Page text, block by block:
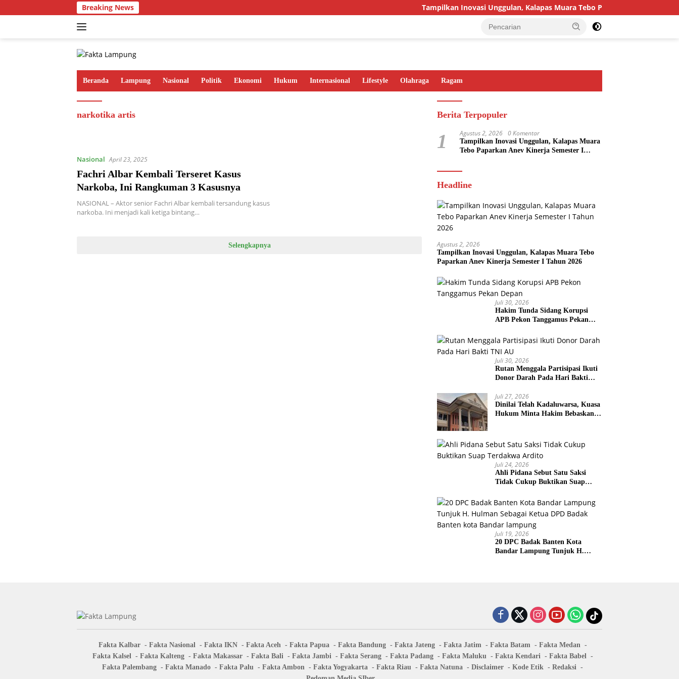
ke
Breaking News Tampilkan Inovasi Unggulan, Kalapas Muara Tebo Paparkan Anev Kinerja
Beranda Lampung Nasional Politik Ekonomi Hukum Internasional Lifestyle Olahraga Ragam
narkotika artis
Nasional April 23, 2025
Fachri Albar Kembali Terseret Kasus
Narkoba, Ini Rangkuman 3 Kasusnya
NASIONAL – Aktor senior Fachri Albar kembali tersandung kasus
narkoba. Ini menjadi kali ketiga bintang…
Selengkapnya
Berita Terpopuler
1 Agustus 2, 2026 0 Komentar
Tampilkan Inovasi Unggulan, Kalapas Muara
Tebo Paparkan Anev Kinerja Semester I
Headline
Agustus 2, 2026
Tampilkan Inovasi Unggulan, Kalapas Muara Tebo
Paparkan Anev Kinerja Semester I Tahun 2026
Juli 30, 2026
Hakim Tunda Sidang Korupsi
APB Pekon Tanggamus Pekan
Juli 30, 2026
Rutan Menggala Partisipasi Ikuti
Donor Darah Pada Hari Bakti
Juli 27, 2026
Dinilai Telah Kadaluwarsa, Kuasa
Hukum Minta Hakim Bebaskan
Juli 24, 2026
Ahli Pidana Sebut Satu Saksi
Tidak Cukup Buktikan Suap
Juli 19, 2026
20 DPC Badak Banten Kota
Bandar Lampung Tunjuk H.
Fakta Kalbar Fakta Nasional Fakta IKN Fakta Aceh Fakta Papua Fakta Bandung Fakta Jateng Fakta Jatim Fakta Batam
Fakta Medan
Fakta Kalsel
Fakta Kalteng Fakta Makassar Fakta Bali Fakta Jambi Fakta Serang Fakta Padang Fakta Maluku Fakta Kendari
Fakta Babel
Fakta Palembang
Fakta Manado Fakta Palu Fakta Ambon Fakta Yogyakarta Fakta Riau Fakta Natuna Disclaimer Kode Etik
Redaksi